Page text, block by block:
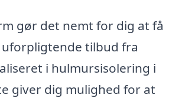
gør det nemt for dig at få
tilbud fra
i hulmursisolering i
giver dig mulighed for at